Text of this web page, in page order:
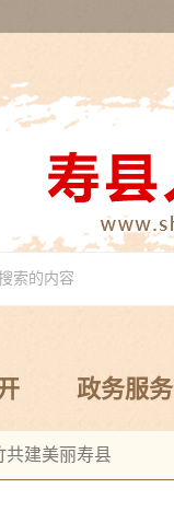
政务服务
共建美丽寿县